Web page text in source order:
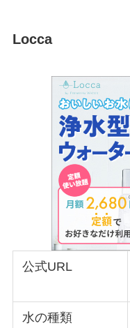
Locca
公式URL
水の種類